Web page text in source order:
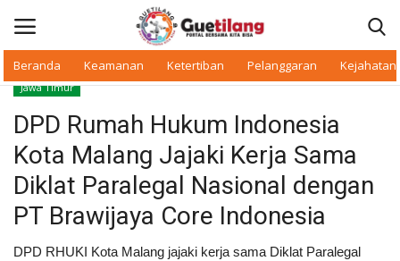
Beranda Keamanan Ketertiban Pelanggaran Kejahatan
Beranda
Daerah
Makan Bergizi
Jawa Timur
DPD Rumah Hukum Indonesia
Kota Malang Jajaki Kerja Sama
Diklat Paralegal Nasional dengan
PT Brawijaya Core Indonesia
DPD RHUKI Kota Malang jajaki kerja sama Diklat Paralegal